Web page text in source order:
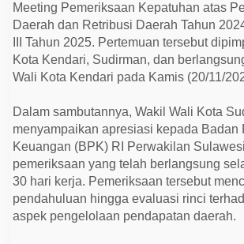
g
a
D
a
r
L
e
w
a
t
E
x
i
t
Meeting Pemeriksaan Kepatuhan atas
Daerah dan Retribusi Daerah Tahun
III Tahun 2025. Pertemuan tersebut
Kota Kendari, Sudirman, dan
Wali Kota Kendari pada Kamis (20/11/
Dalam sambutannya, Wakil Wali Kota
menyampaikan apresiasi kepada Badan
Keuangan (BPK) RI Perwakilan
pemeriksaan yang telah berlangsung
30 hari kerja. Pemeriksaan tersebut
pendahuluan hingga evaluasi rinci
aspek pengelolaan pendapatan daerah.